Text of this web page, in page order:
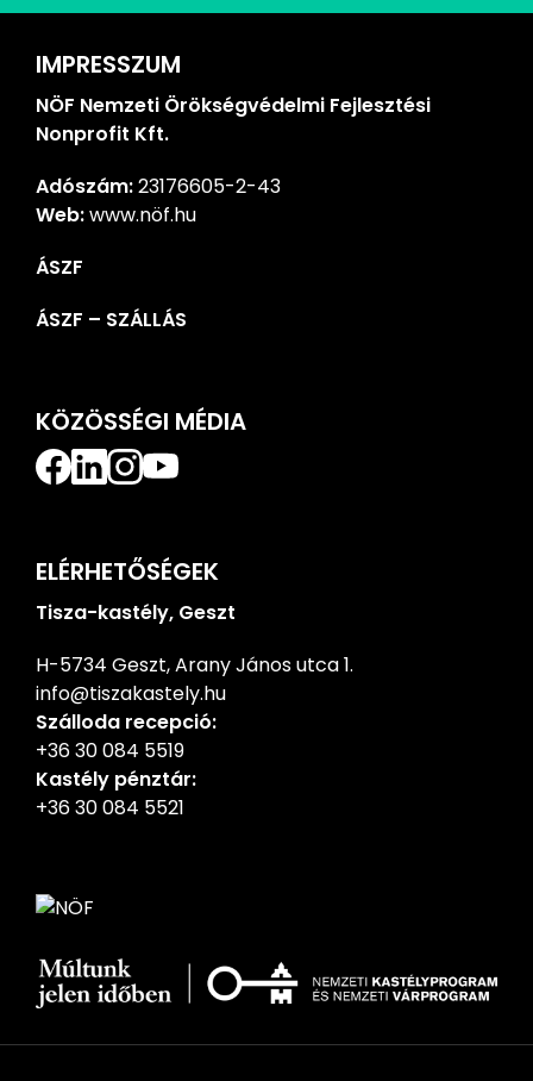
IMPRESSZUM
NÖF Nemzeti Örökségvédelmi Fejlesztési
Nonprofit Kft.
Adószám:23176605-2-43
Web:www.nöf.hu
ÁSZF
ÁSZF – SZÁLLÁS
KÖZÖSSÉGI MÉDIA
ELÉRHETŐSÉGEK
Tisza-kastély, Geszt
H-5734 Geszt, Arany János utca 1.
info@tiszakastely.hu
Szálloda recepció:
+36 30 084 5519
Kastély pénztár:
+36 30 084 5521